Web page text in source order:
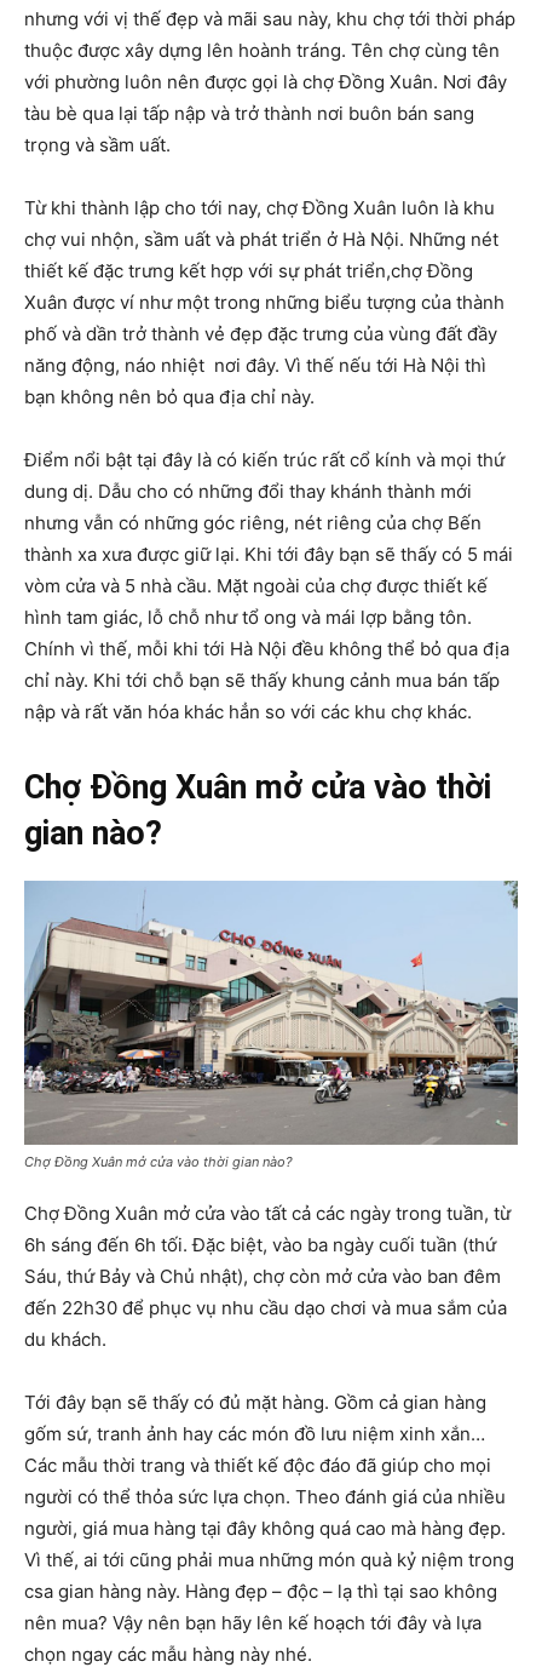
nhưng với vị thế đẹp và mãi sau này, khu chợ tới thời pháp
thuộc được xây dựng lên hoành tráng. Tên chợ cùng tên
với phường luôn nên được gọi là chợ Đồng Xuân. Nơi đây
tàu bè qua lại tấp nập và trở thành nơi buôn bán sang
trọng và sầm uất.
Từ khi thành lập cho tới nay, chợ Đồng Xuân luôn là khu
chợ vui nhộn, sầm uất và phát triển ở Hà Nội. Những nét
thiết kế đặc trưng kết hợp với sự phát triển,chợ Đồng
Xuân được ví như một trong những biểu tượng của thành
phố và dần trở thành vẻ đẹp đặc trưng của vùng đất đầy
năng động, náo nhiệt nơi đây. Vì thế nếu tới Hà Nội thì
bạn không nên bỏ qua địa chỉ này.
Điểm nổi bật tại đây là có kiến trúc rất cổ kính và mọi thứ
dung dị. Dẫu cho có những đổi thay khánh thành mới
nhưng vẫn có những góc riêng, nét riêng của chợ Bến
thành xa xưa được giữ lại. Khi tới đây bạn sẽ thấy có 5 mái
vòm cửa và 5 nhà cầu. Mặt ngoài của chợ được thiết kế
hình tam giác, lỗ chỗ như tổ ong và mái lợp bằng tôn.
Chính vì thế, mỗi khi tới Hà Nội đều không thể bỏ qua địa
chỉ này. Khi tới chỗ bạn sẽ thấy khung cảnh mua bán tấp
nập và rất văn hóa khác hẳn so với các khu chợ khác.
Chợ Đồng Xuân mở cửa vào thời
gian nào?
Chợ Đồng Xuân mở cửa vào thời gian nào?
Chợ Đồng Xuân mở cửa vào tất cả các ngày trong tuần, từ
6h sáng đến 6h tối. Đặc biệt, vào ba ngày cuối tuần (thứ
Sáu, thứ Bảy và Chủ nhật), chợ còn mở cửa vào ban đêm
đến 22h30 để phục vụ nhu cầu dạo chơi và mua sắm của
du khách.
Tới đây bạn sẽ thấy có đủ mặt hàng. Gồm cả gian hàng
gốm sứ, tranh ảnh hay các món đồ lưu niệm xinh xắn…
Các mẫu thời trang và thiết kế độc đáo đã giúp cho mọi
người có thể thỏa sức lựa chọn. Theo đánh giá của nhiều
người, giá mua hàng tại đây không quá cao mà hàng đẹp.
Vì thế, ai tới cũng phải mua những món quà kỷ niệm trong
csa gian hàng này. Hàng đẹp – độc – lạ thì tại sao không
nên mua? Vậy nên bạn hãy lên kế hoạch tới đây và lựa
chọn ngay các mẫu hàng này nhé.